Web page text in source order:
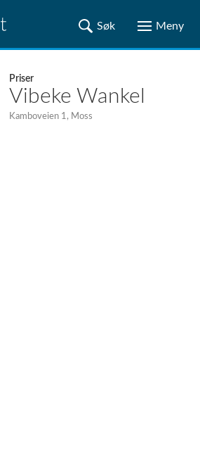
Priser
Vibeke Wankel
Kamboveien 1, Moss